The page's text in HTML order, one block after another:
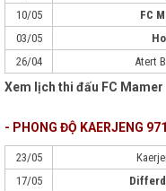
10/05
FC
03/05
26/04
Atert
Xem lịch thi đấu FC Mamer
- PHONG ĐỘ KAERJENG 971
23/05
17/05